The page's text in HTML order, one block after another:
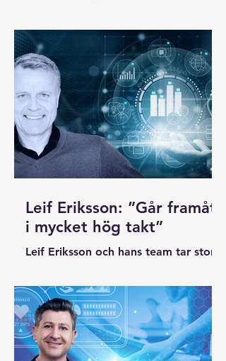
glioblastom, men nytt hopp väcks
för varje månad som går nu.
Forskarvärlden fullkomligen sprutar
ut framsteg och möjligheter, mycket
tack vare ny teknik.
Leif Eriksson: ”Går framåt
i mycket hög takt”
Leif Eriksson och hans team tar stora
Universitet, Adobe Stock (montage)
En acceleration är påbörjad mot
målet för forskningen: Ett botemedel
mot glioblastom. Leif Eriksson
berättar att han och hans team gör